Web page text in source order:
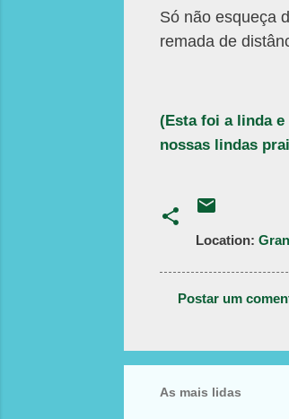
Só não esqueça
remada de
(Esta foi a linda e
nossas lindas
Location:
m
e
Postar um
As mais lidas